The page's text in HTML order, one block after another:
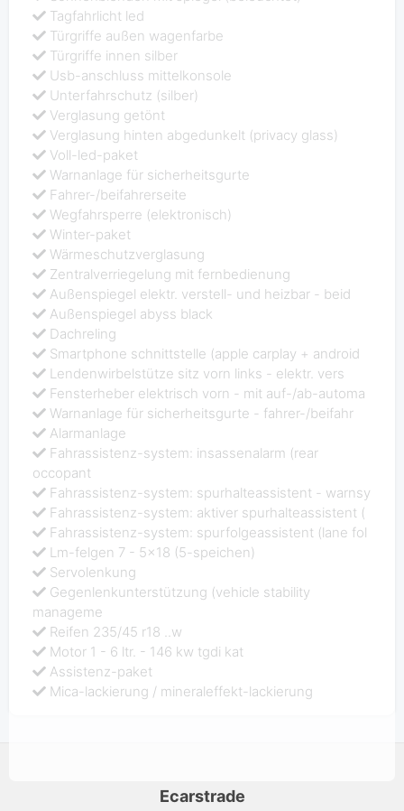
Tagfahrlicht led
Türgriffe außen wagenfarbe
Türgriffe innen silber
Usb-anschluss mittelkonsole
Unterfahrschutz (silber)
Verglasung getönt
Verglasung hinten abgedunkelt (privacy glass)
Voll-led-paket
Warnanlage für sicherheitsgurte
Fahrer-/beifahrerseite
Wegfahrsperre (elektronisch)
Winter-paket
Wärmeschutzverglasung
Zentralverriegelung mit fernbedienung
Außenspiegel elektr. verstell- und heizbar - beid
Außenspiegel abyss black
Dachreling
Smartphone schnittstelle (apple carplay + android
Lendenwirbelstütze sitz vorn links - elektr. vers
Fensterheber elektrisch vorn - mit auf-/ab-automa
Warnanlage für sicherheitsgurte - fahrer-/beifahr
Alarmanlage
Fahrassistenz-system: insassenalarm (rear
occopant
Fahrassistenz-system: spurhalteassistent - warnsy
Fahrassistenz-system: aktiver spurhalteassistent (
Fahrassistenz-system: spurfolgeassistent (lane fol
Lm-felgen 7 - 5x18 (5-speichen)
Servolenkung
Gegenlenkunterstützung (vehicle stability
manageme
Reifen 235/45 r18 ..w
Motor 1 - 6 ltr. - 146 kw tgdi kat
Assistenz-paket
Mica-lackierung / mineraleffekt-lackierung
Ecarstrade